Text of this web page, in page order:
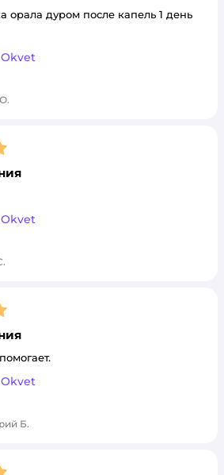
орала дуром после капель 1 день
Okvet
Okvet
Okvet
Б.